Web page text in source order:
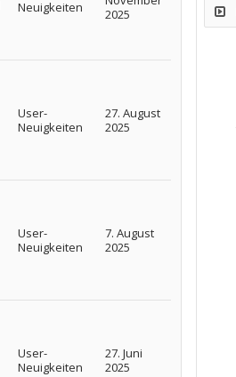
Neuigkeiten
2025
User-
Neuigkeiten
27. August
2025
User-
Neuigkeiten
7. August
2025
User-
Neuigkeiten
27. Juni
2025